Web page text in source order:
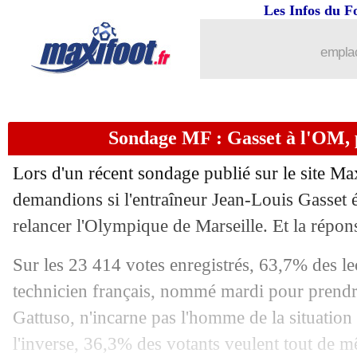
Les Infos du
Sondage MF : Gasset à l'OM,
Lors d'un récent sondage publié sur le site
demandions si l'entraîneur Jean-Louis
relancer l'Olympique de Marseille. Et la
Sur les 23 414 votes enregistrés, 63,7% des
technicien français, nommé mardi pour
Gattuso, n'incarne pas l'homme de la
l'inverse, 36,3% des votants veulent tout de
Rennes : la fierté de Bourigeaud
22/02 OM: Aubameyang meilleur buteur
22/02 VIDEO: la faute bête de Clauss sur
22/02 C3: Fribourg 3-2 Lens (Lens éliminé)
22/02 C3: Toulouse 0-0 Benfica (TFC
C3 : Rennes 3-2 Milan (Rennes